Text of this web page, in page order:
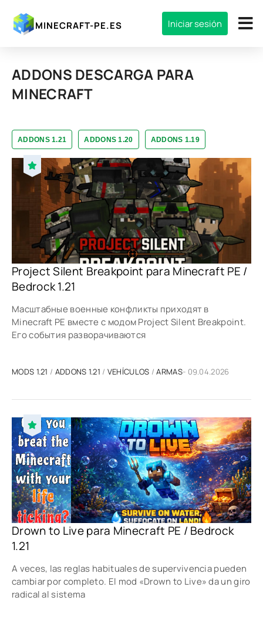
MINECRAFT-PE.ES Iniciar sesión
ADDONS DESCARGA PARA
MINECRAFT
ADDONS 1.21 ADDONS 1.20 ADDONS 1.19
Project Silent Breakpoint para Minecraft PE /
Bedrock 1.21
Масштабные военные конфликты приходят в
Minecraft PE вместе с модом Project Silent Breakpoint.
Его события разворачиваются
MODS 1.21 / ADDONS 1.21 / VEHÍCULOS /ARMAS- 09.04.2026
Drown to Live para Minecraft PE / Bedrock
1.21
A veces, las reglas habituales de supervivencia pueden
cambiar por completo. El mod «Drown to Live» da un giro
radical al sistema